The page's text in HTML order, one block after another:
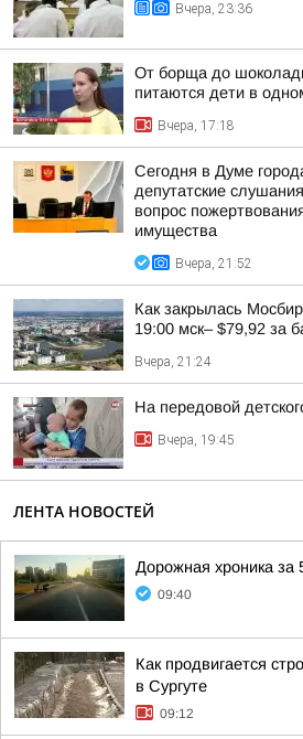
Вчера, 23:36
От борща до
питаются дети в
Вчера, 17:18
Сегодня в Думе
депутатские
вопрос
имущества
Вчера, 21:52
Как закрылась
19:00 мск– $79,92 за
Вчера, 21:24
На передовой
Вчера, 19:45
ЛЕНТА НОВОСТЕЙ
Дорожная хроника за
09:40
Как продвигается
в Сургуте
09:12